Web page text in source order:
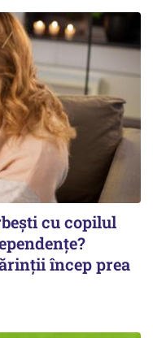
cu copilul
încep prea